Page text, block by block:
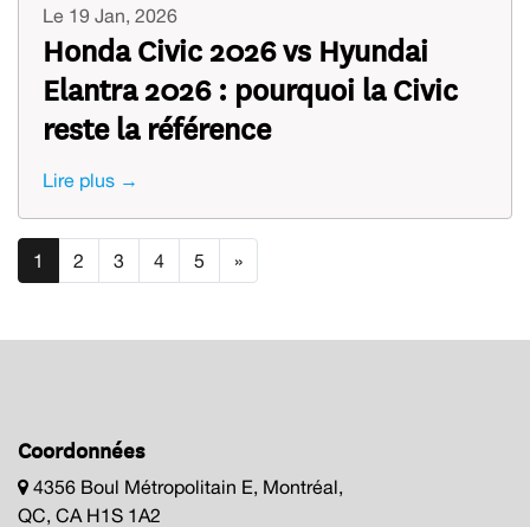
Le 19 Jan, 2026
Honda Civic 2026 vs Hyundai
Elantra 2026 : pourquoi la Civic
reste la référence
Lire plus →
1 2 3 4 5 »
Coordonnées
4356 Boul Métropolitain E, Montréal,
QC, CA H1S 1A2